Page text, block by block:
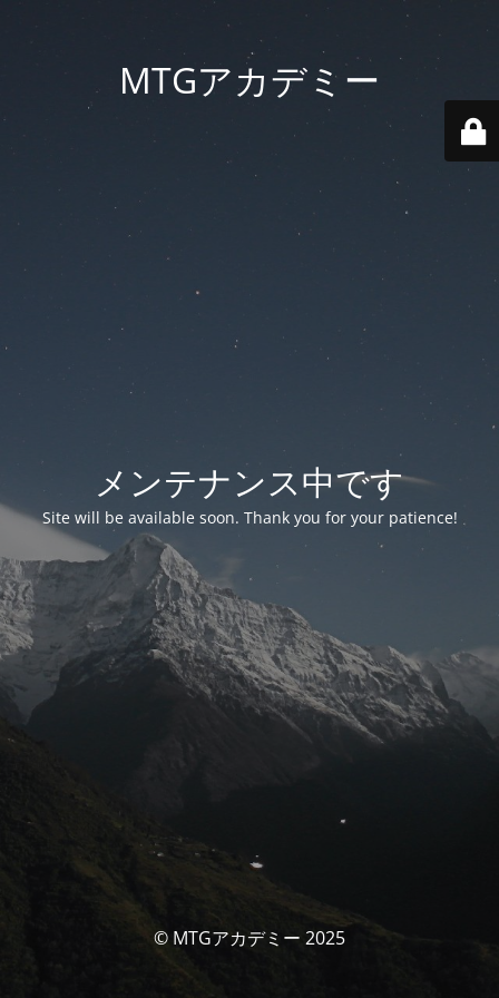
MTGアカデミー
メンテナンス中です
Site will be available soon. Thank you for your patience!
© MTGアカデミー 2025